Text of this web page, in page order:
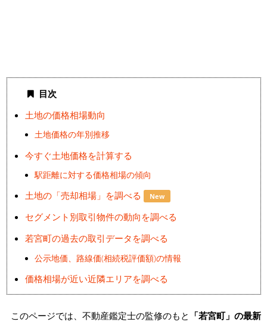
目次
土地の価格相場動向
土地価格の年別推移
今すぐ土地価格を計算する
駅距離に対する価格相場の傾向
土地の「売却相場」を調べる New
セグメント別取引物件の動向を調べる
若宮町の過去の取引データを調べる
公示地価、路線価(相続税評価額)の情報
価格相場が近い近隣エリアを調べる
このページでは、不動産鑑定士の監修のもと 「若宮町」の最新